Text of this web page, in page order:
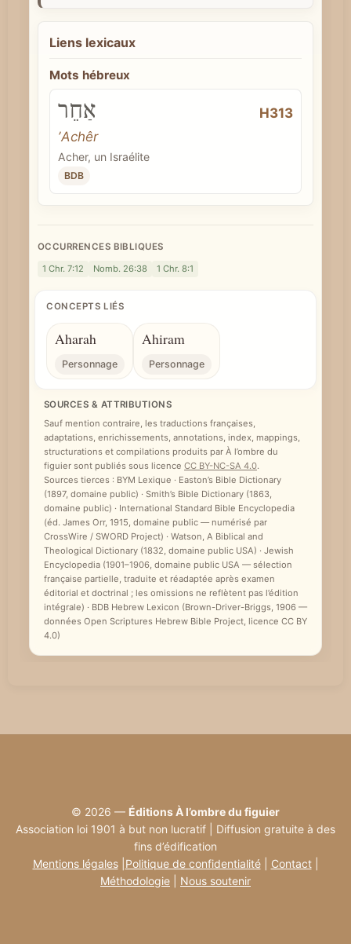
Liens lexicaux
Mots hébreux
אַחֵר
H313
ʼAchêr
Acher, un Israélite
BDB
OCCURRENCES BIBLIQUES
1 Chr. 7:12
Nomb. 26:38 1 Chr. 8:1
CONCEPTS LIÉS
Aharah
Personnage
Ahiram
Personnage
SOURCES & ATTRIBUTIONS
Sauf mention contraire, les traductions françaises,
adaptations, enrichissements, annotations, index, mappings,
structurations et compilations produits par À l’ombre du
figuier sont publiés sous licence CC BY-NC-SA 4.0.
Sources tierces : BYM Lexique · Easton’s Bible Dictionary
(1897, domaine public) · Smith’s Bible Dictionary (1863,
domaine public) · International Standard Bible Encyclopedia
(éd. James Orr, 1915, domaine public — numérisé par
CrossWire / SWORD Project) · Watson, A Biblical and
Theological Dictionary (1832, domaine public USA) · Jewish
Encyclopedia (1901–1906, domaine public USA — sélection
française partielle, traduite et réadaptée après examen
éditorial et doctrinal ; les omissions ne reflètent pas l’édition
intégrale) · BDB Hebrew Lexicon (Brown-Driver-Briggs, 1906 —
données Open Scriptures Hebrew Bible Project, licence CC BY
4.0)
© 2026 — Éditions À l’ombre du figuier
Association loi 1901 à but non lucratif | Diffusion gratuite à des
fins d’édification
Mentions légales| Politique de confidentialité| Contact|
Méthodologie
Nous soutenir